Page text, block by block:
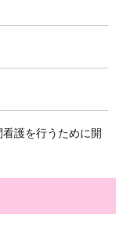
護を行うために開